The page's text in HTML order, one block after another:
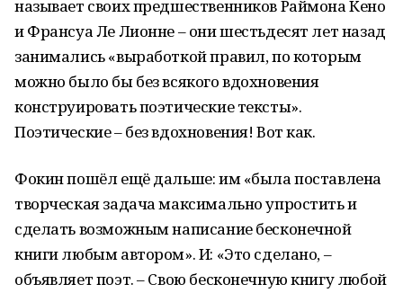
называет своих предшественников Раймона Кено
и Франсуа Ле Лионне – они шестьдесят лет назад
занимались «выработкой правил, по которым
можно было бы без всякого вдохновения
конструировать поэтические тексты».
Поэтические – без вдохновения! Вот как.
Фокин пошёл ещё дальше: им «была поставлена
творческая задача максимально упростить и
сделать возможным написание бесконечной
книги любым автором». И: «Это сделано, –
объявляет поэт. – Свою бесконечную книгу любой